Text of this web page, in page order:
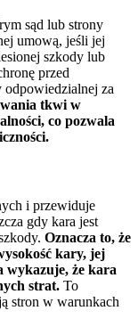
sąd lub strony
umową, jeśli jej
szkody lub
przed
odpowiedzialnej za
tkwi w
co pozwala
i przewiduje
gdy kara jest
Oznacza to, że
kary, jej
wykazuje, że kara
strat. To
stron w warunkach